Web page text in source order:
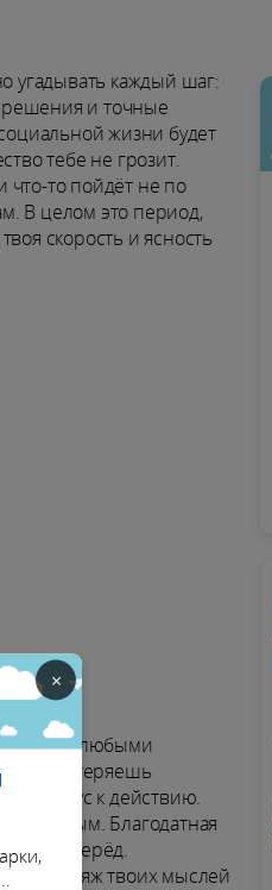
угадывать каждый шаг:
решения и точные
жизни будет
тебе не грозит.
что-то пойдёт не по
В целом это период,
скорость и ясность
а с любыми
не потеряешь
вкус к действию.
точным. Благодатная
идти вперёд.
сила. Вояж твоих мыслей
×